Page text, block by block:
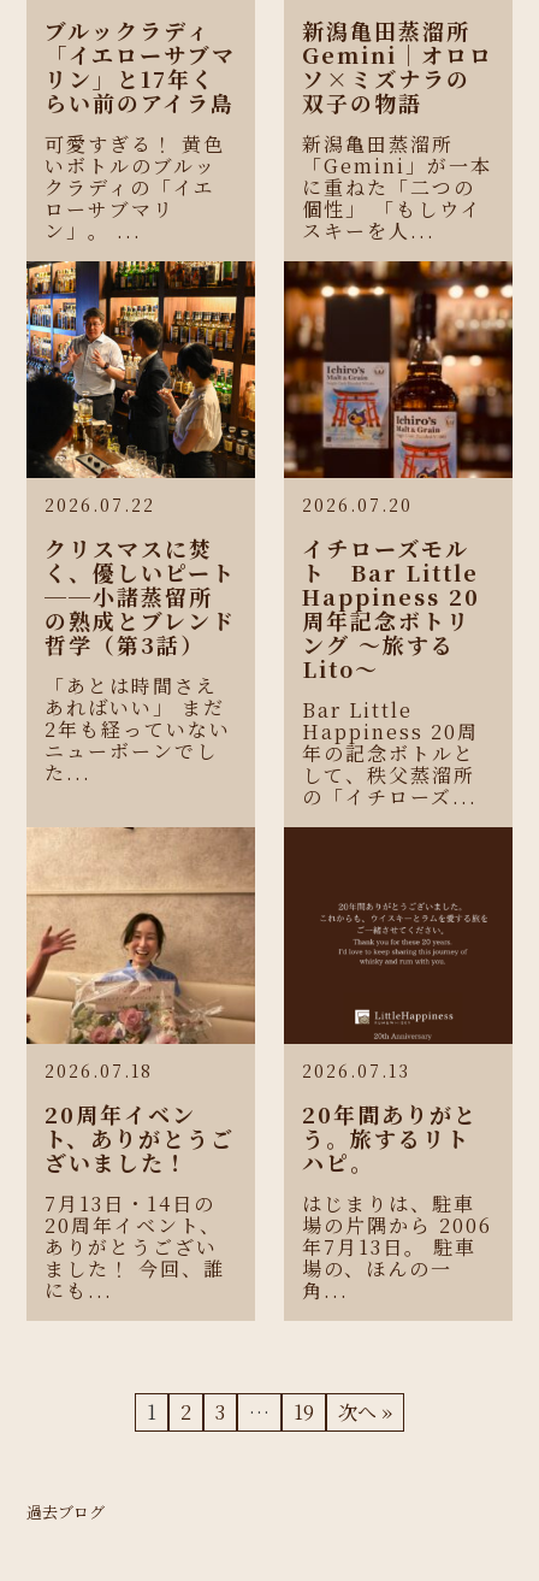
ブルックラディ
「イエローサブマ
リン」と17年く
らい前のアイラ島
可愛すぎる！ 黄色
いボトルのブルッ
クラディの「イエ
ローサブマリ
ン」。 ...
新潟亀田蒸溜所
Gemini｜オロロ
ソ×ミズナラの
双子の物語
新潟亀田蒸溜所
「Gemini」が一本
に重ねた「二つの
個性」 「もしウイ
スキーを人...
2026.07.22
クリスマスに焚
く、優しいピート
──小諸蒸留所
の熟成とブレンド
哲学（第3話）
「あとは時間さえ
あればいい」 まだ
2年も経っていない
ニューボーンでし
た...
2026.07.20
イチローズモル
ト Bar Little
Happiness 20
周年記念ボトリ
ング 〜旅する
Lito〜
Bar Little
Happiness 20周
年の記念ボトルと
して、秩父蒸溜所
の「イチローズ...
2026.07.18
20周年イベン
ト、ありがとうご
ざいました！
7月13日・14日の
20周年イベント、
ありがとうござい
ました！ 今回、誰
にも...
2026.07.13
20年間ありがと
う。旅するリト
ハピ。
はじまりは、駐車
場の片隅から 2006
年7月13日。 駐車
場の、ほんの一
角...
1 2 3 … 19 次へ »
過去ブログ